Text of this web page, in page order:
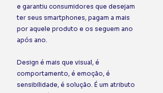
e garantiu consumidores que desejam
ter seus smartphones, pagam a mais
por aquele produto e os seguem ano
após ano.
Design é mais que visual, é
comportamento, é emoção, é
sensibilidade, é solução. É um atributo